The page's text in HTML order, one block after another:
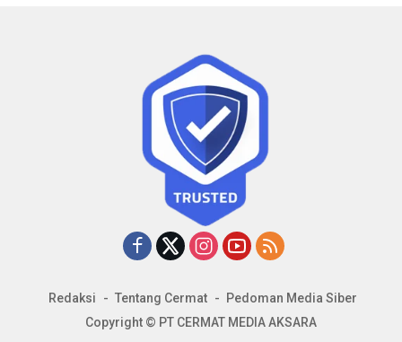
Redaksi Tentang Cermat
Pedoman Media Siber
Copyright © PT CERMAT MEDIA AKSARA